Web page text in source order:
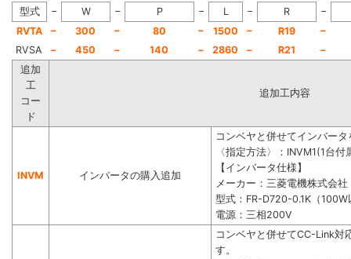
型式
− W − P − L − R
−
RVTA
− 300 − 80 − 1500 − R19
−
RVSA
− 450 − 140 − 2860 − R21
−
追加
工
コー
ド
追加工内容
INVM インバータの購入追加
コンベヤと併せてインバー
〈指定方法〉：INVM1(1台
【インバータ仕様】
メーカー：三菱電機株式会社
型式：FR-D720-0.1K（100W
電源：三相200V
コンベヤと併せてCC-Link対
す。